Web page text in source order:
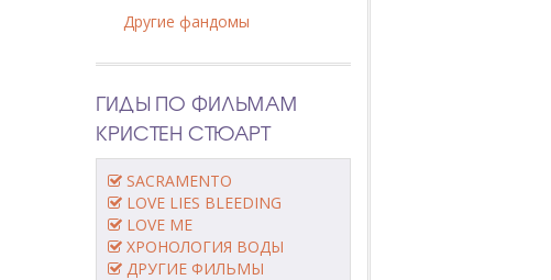
Другие фандомы
ГИДЫ ПО ФИЛЬМАМ
КРИСТЕН СТЮАРТ
SACRAMENTO
LOVE LIES BLEEDING
LOVE ME
ХРОНОЛОГИЯ ВОДЫ
ДРУГИЕ ФИЛЬМЫ